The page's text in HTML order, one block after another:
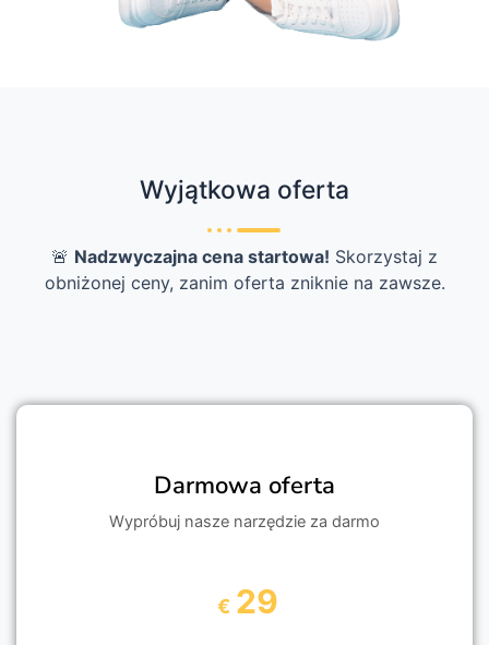
Wyjątkowa oferta
🚨 Nadzwyczajna cena startowa! Skorzystaj z
obniżonej ceny, zanim oferta zniknie na zawsze.
Darmowa oferta
Wypróbuj nasze narzędzie za darmo
€ 29